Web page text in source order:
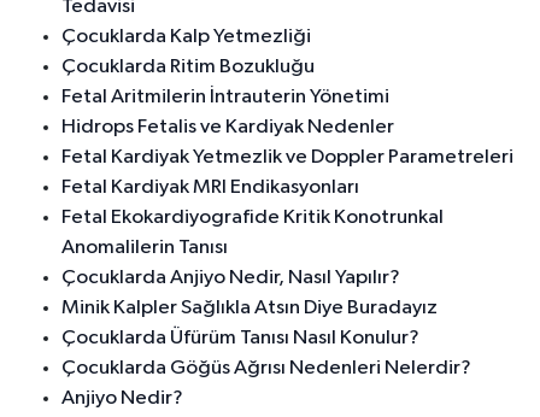
Tedavisi
Çocuklarda Kalp Yetmezliği
Çocuklarda Ritim Bozukluğu
Fetal Aritmilerin İntrauterin Yönetimi
Hidrops Fetalis ve Kardiyak Nedenler
Fetal Kardiyak Yetmezlik ve Doppler Parametreleri
Fetal Kardiyak MRI Endikasyonları
Fetal Ekokardiyografide Kritik Konotrunkal
Anomalilerin Tanısı
Çocuklarda Anjiyo Nedir, Nasıl Yapılır?
Minik Kalpler Sağlıkla Atsın Diye Buradayız
Çocuklarda Üfürüm Tanısı Nasıl Konulur?
Çocuklarda Göğüs Ağrısı Nedenleri Nelerdir?
Anjiyo Nedir?